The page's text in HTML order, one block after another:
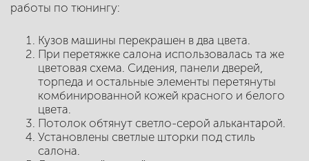
работы по тюнингу:
Кузов машины перекрашен в два цвета.
При перетяжке салона использовалась та же
цветовая схема. Сидения, панели дверей,
торпеда и остальные элементы перетянуты
комбинированной кожей красного и белого
цвета.
Потолок обтянут светло-серой алькантарой.
Установлены светлые шторки под стиль
салона.